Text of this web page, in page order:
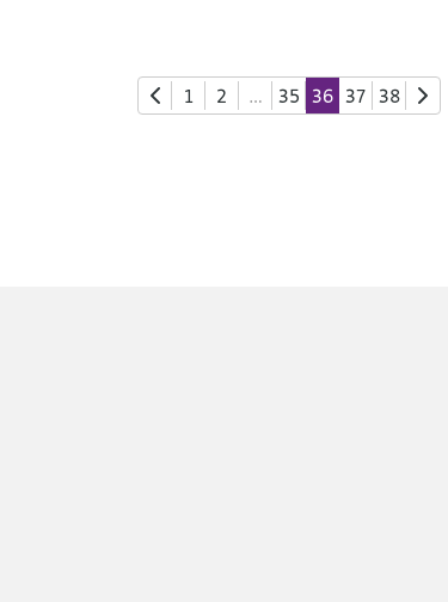
1 2 … 35 36 37 38